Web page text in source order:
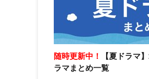
随時更新中！
【夏ドラマ
ラマまとめ一覧